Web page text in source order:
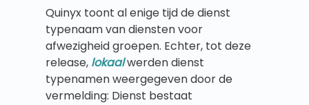
Quinyx toont al enige tijd de dienst
typenaam van diensten voor
afwezigheid groepen. Echter, tot deze
release, lokaalwerden dienst
typenamen weergegeven door de
vermelding: Dienst bestaat